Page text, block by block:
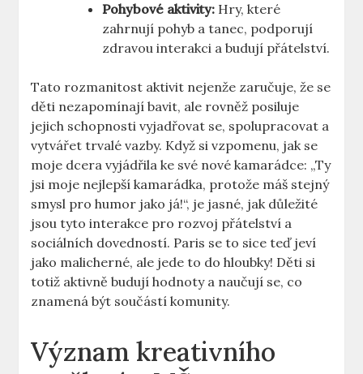
Pohybové aktivity: Hry, které
zahrnují ⁤pohyb a tanec, podporují
zdravou interakci a budují přátelství.
Tato rozmanitost aktivit nejenže zaručuje, že se
děti nezapomínají bavit, ale⁣ rovněž posiluje
jejich schopnosti vyjadřovat se, spolupracovat​ a
vytvářet trvalé vazby. Když si vzpomenu, jak ⁣se
moje dcera vyjádřila ke své​ nové kamarádce: „Ty
jsi moje nejlepší kamarádka, protože máš stejný
smysl pro humor jako já!“, je jasné, jak důležité
jsou tyto interakce pro rozvoj přátelství⁣ a
sociálních ​dovedností. Paris se to sice teď ‌jeví
jako‍ malicherné, ale⁢ jede to do hloubky! Děti si
totiž ‍aktivně budují ⁣hodnoty a ⁣naučují ‍se,⁣ co
znamená být součástí komunity.
Význam kreativního